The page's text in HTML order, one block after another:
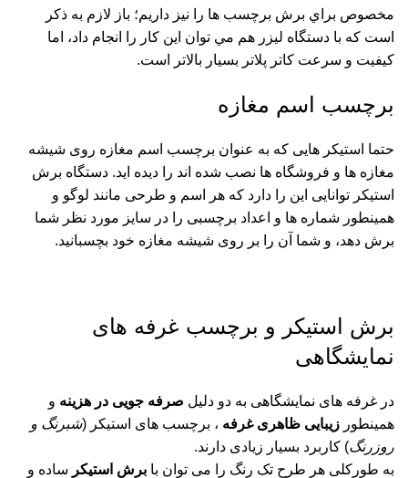
مخصوص براي برش برچسب ها را نيز داريم؛ باز لازم به ذکر
است که با دستگاه ليزر هم مي توان اين کار را انجام داد، اما
کيفيت و سرعت کاتر پلاتر بسيار بالاتر است.
برچسب اسم مغازه
حتما استیکر هایی که به عنوان برچسب اسم مغازه روی شیشه
مغازه ها و فروشگاه ها نصب شده اند را دیده اید. دستگاه برش
استیکر توانایی این را دارد که هر اسم و طرحی مانند لوگو و
همینطور شماره ها و اعداد برچسبی را در سایز مورد نظر شما
برش دهد، و شما آن را بر روی شیشه مغازه خود بچسبانید.
برش استیکر و برچسب غرفه های
نمایشگاهی
در غرفه های نمایشگاهی به دو دلیل صرفه جویی در هزینه و
همینطور زیبایی ظاهری غرفه ، برچسب های استیکر (شبرنگ و
روزرنگ) کاربرد بسیار زیادی دارند.
به طورکلی هر طرح تک رنگ را می توان با برش استیکر ساده و